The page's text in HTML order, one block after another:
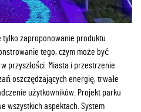
tylko zaproponowanie produktu
tego, czym może być
przyszłości. Miasta i przestrzenie
oszczędzających energię, trwałe
użytkowników. Projekt parku
wszystkich aspektach. System